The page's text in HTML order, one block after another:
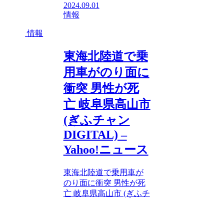
2024.09.01
情報
情報
東海北陸道で乗
用車がのり面に
衝突 男性が死
亡 岐阜県高山市
(ぎふチャン
DIGITAL) –
Yahoo!ニュース
東海北陸道で乗用車が
のり面に衝突 男性が死
亡 岐阜県高山市 (ぎふチ